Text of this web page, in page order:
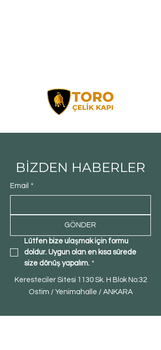
BİZDEN HABERLER
Email *
GÖNDER
Lütfen bize ulaşmak için formu
doldur. Uygun olan en kısa sürede
size dönüş yapalım. *
Keresteciler Sitesi 1130 Sk. H Blok No:32
Ostim / Yenimahalle / ANKARA